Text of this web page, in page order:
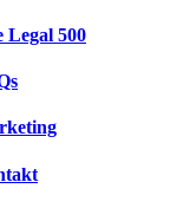
Legal 500